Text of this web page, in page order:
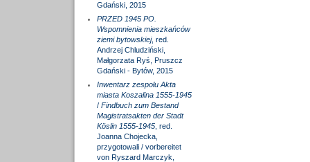
Gdański, 2015
PRZED 1945 PO.
Wspomnienia mieszkańców
ziemi bytowskiej, red.
Andrzej Chludziński,
Małgorzata Ryś, Pruszcz
Gdański - Bytów, 2015
Inwentarz zespołu Akta
miasta Koszalina 1555-1945
/ Findbuch zum Bestand
Magistratsakten der Stadt
Köslin 1555-1945, red.
Joanna Chojecka,
przygotowali / vorbereitet
von Ryszard Marczyk,